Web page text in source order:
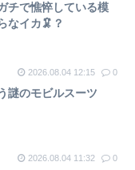
チで憔悴している模
なイカ🦑？
2026.08.04 12:15 0
謎のモビルスーツ
2026.08.04 11:32 0